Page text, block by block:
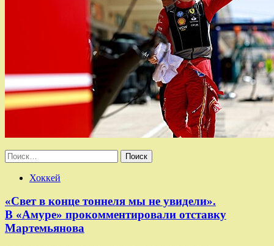
Найти:
Хоккей
«Свет в конце тоннеля мы не увидели».
В «Амуре» прокомментировали отставку
Мартемьянова